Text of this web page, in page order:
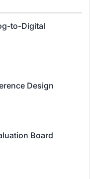
to-Digital
Design
Board